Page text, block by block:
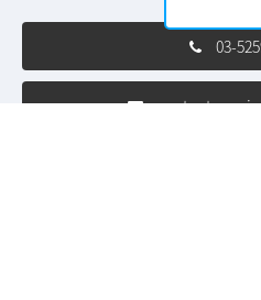
03-
content-